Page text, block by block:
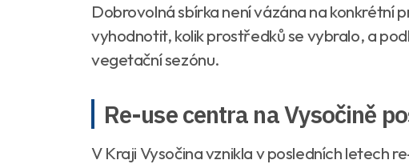
Dobrovolná sbírka není vázána na konkrétní
vyhodnotit, kolik prostředků se vybralo, a
vegetační sezónu.
Re-use centra na Vysočině
V Kraji Vysočina vznikla v posledních letech